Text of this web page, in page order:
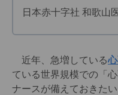
日本赤十字社 和歌山
近年、急増している
ている世界規模での「
ナースが備えておきた